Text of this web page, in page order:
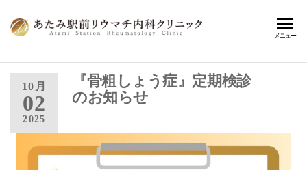
た
み
リ
で患
者さ
健康
メニュー
10月
02
2025
『骨粗しょう症』定期検診
のお知らせ